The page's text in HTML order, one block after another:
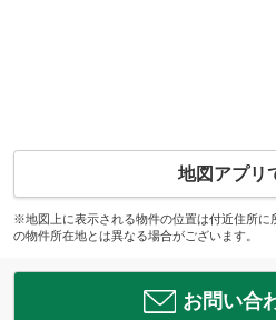
地図アプリ
※地図上に表示される物件の位置は付近住所に
の物件所在地とは異なる場合がございます。
お問い合